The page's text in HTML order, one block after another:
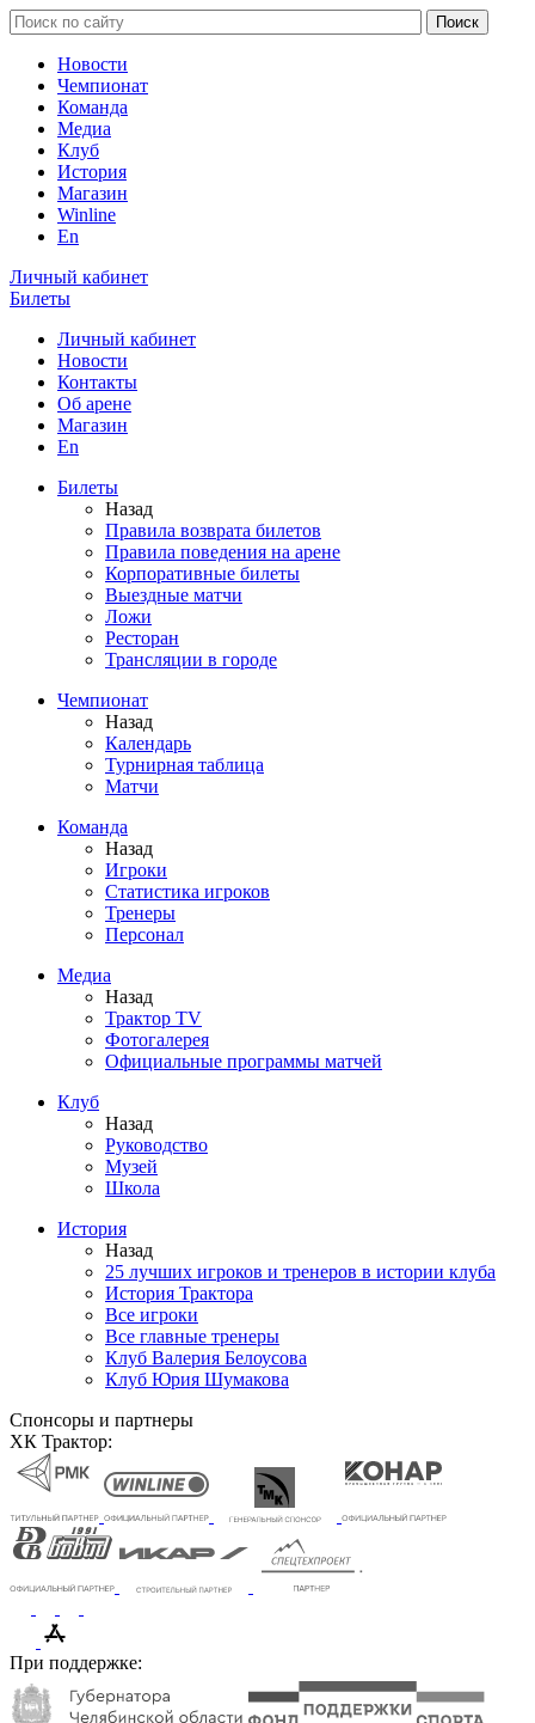
Новости
Чемпионат
Команда
Медиа
Клуб
История
Магазин
Winline
En
Личный кабинет
Билеты
Личный кабинет
Новости
Контакты
Об арене
Магазин
En
Билеты
Назад
Правила возврата билетов
Правила поведения на арене
Корпоративные билеты
Выездные матчи
Ложи
Ресторан
Трансляции в городе
Чемпионат
Назад
Календарь
Турнирная таблица
Матчи
Команда
Назад
Игроки
Статистика игроков
Тренеры
Персонал
Медиа
Назад
Трактор TV
Фотогалерея
Официальные программы матчей
Клуб
Назад
Руководство
Музей
Школа
История
Назад
25 лучших игроков и тренеров в истории клуба
История Трактора
Все игроки
Все главные тренеры
Клуб Валерия Белоусова
Клуб Юрия Шумакова
Спонсоры и партнеры
ХК Трактор:
При поддержке: